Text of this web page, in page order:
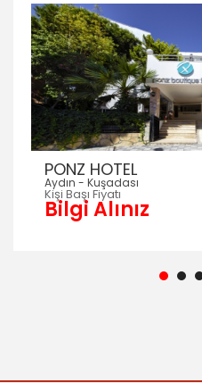
PONZ HOTEL
Aydın - Kuşadası
Kişi Başı Fiyatı
Bilgi Alınız